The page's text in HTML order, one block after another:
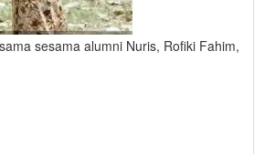
sesama alumni Nuris, Rofiki Fahim,